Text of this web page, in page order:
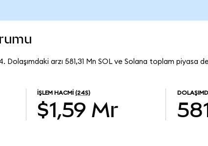
Dolaşımdaki arzı 581,31 Mn SOL ve Solana toplam piyasa
İŞLEM HACMI (24S)
$1,59 Mr